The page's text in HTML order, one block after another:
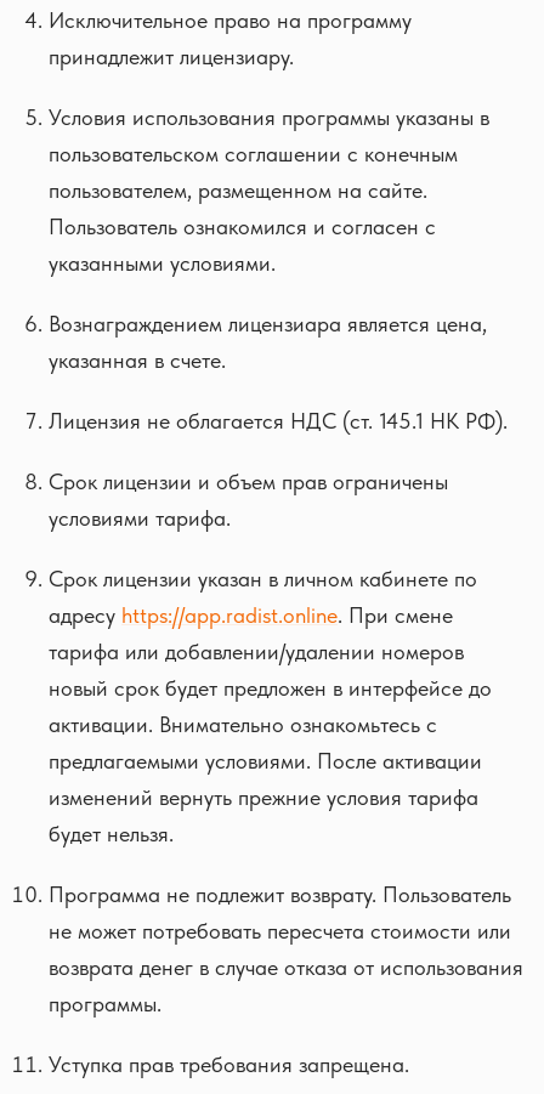
Исключительное право на программу
принадлежит лицензиару.
Условия использования программы указаны в
пользовательском соглашении с конечным
пользователем, размещенном на сайте.
Пользователь ознакомился и согласен с
указанными условиями.
Вознаграждением лицензиара является цена,
указанная в счете.
Лицензия не облагается НДС (ст. 145.1 НК РФ).
Срок лицензии и объем прав ограничены
условиями тарифа.
Срок лицензии указан в личном кабинете по
адресу https://app.radist.online. При смене
тарифа или добавлении/удалении номеров
новый срок будет предложен в интерфейсе до
активации. Внимательно ознакомьтесь с
предлагаемыми условиями. После активации
изменений вернуть прежние условия тарифа
будет нельзя.
Программа не подлежит возврату. Пользователь
не может потребовать пересчета стоимости или
возврата денег в случае отказа от использования
программы.
Уступка прав требования запрещена.